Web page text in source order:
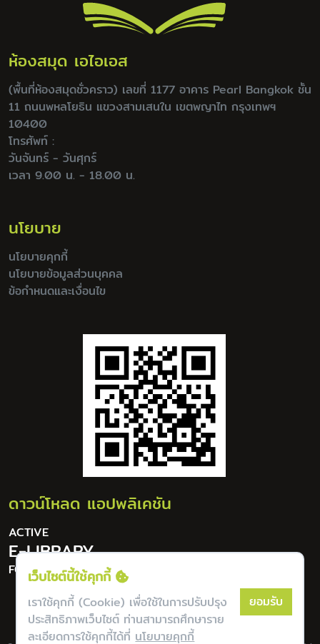
เว็บไซต์นี้ใช้คุกกี้
เราใช้คุกกี้ (Cookie) เพื่อใช้ในการปรับปรุง
ประสิทธิภาพเว็บไซต์ ท่านสามารถศึกษาราย
ละเอียดการใช้คุกกี้ได้ที่นโยบายคุกกี้
ยอมรับ
ห้องสมุด เอไอเอส
(พื้นที่ห้องสมุดชั่วคราว) เลขที่ 1177 อาคาร Pearl Bangkok ชั้น
11 ถนนพหลโยธิน แขวงสามเสนใน เขตพญาไท กรุงเทพฯ
10400
โทรศัพท์ :
วันจันทร์ - วันศุกร์
เวลา 9.00 น. - 18.00 น.
นโยบาย
นโยบายคุกกี้
นโยบายข้อมูลส่วนบุคคล
ข้อกำหนดและเงื่อนไข
ดาวน์โหลด แอปพลิเคชัน
ACTIVE
E-LIBRARY
FOR DIGITAL LIFESTYLE